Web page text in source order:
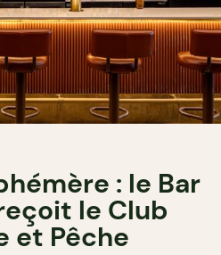
: le Bar
le Club
et Pêche